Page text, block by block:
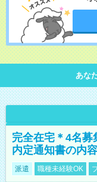
あな
完全在宅＊4名募
内定通知書の内
派遣 職種未経験OK